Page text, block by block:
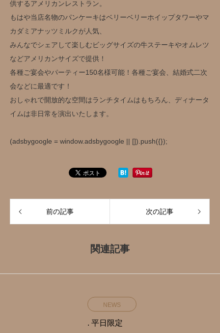
供するアメリカンレストラン。
もはや当店名物のパンケーキはベリーベリーホイップタワーやマ
カダミアナッツミルクが人気、
みんなでシェアして楽しむビッグサイズの牛ステーキやオムレツ
などアメリカンサイズで提供！
各種ご宴会やパーティー150名様可能！各種ご宴会、結婚式二次
会などに最適です！
おしゃれで開放的な空間はランチタイムはもちろん、ディナータ
イムは非日常を演出いたします。
(adsbygoogle = window.adsbygoogle || []).push({});
前の記事 次の記事
関連記事
NEWS
. 平日限定️